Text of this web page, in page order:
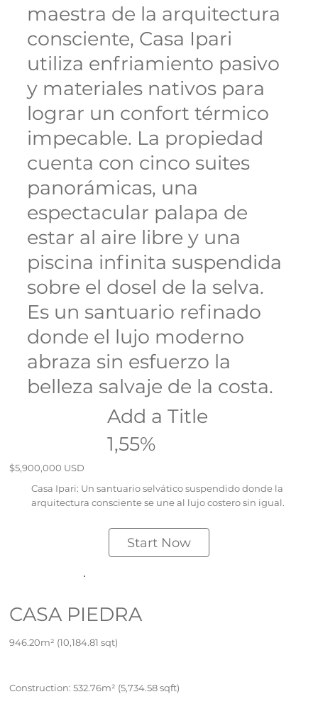
maestra de la arquitectura
consciente, Casa Ipari
utiliza enfriamiento pasivo
y materiales nativos para
lograr un confort térmico
impecable. La propiedad
cuenta con cinco suites
panorámicas, una
espectacular palapa de
estar al aire libre y una
piscina infinita suspendida
sobre el dosel de la selva.
Es un santuario refinado
donde el lujo moderno
abraza sin esfuerzo la
belleza salvaje de la costa.
Add a Title
1,55%
$5,900,000 USD
Casa Ipari: Un santuario selvático suspendido donde la
arquitectura consciente se une al lujo costero sin igual.
Start Now
CASA PIEDRA
946.20m² (10,184.81 sqt)
Construction: 532.76m² (5,734.58 sqft)